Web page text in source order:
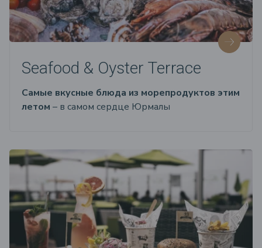
Seafood & Oyster Terrace
Самые вкусные блюда из морепродуктов этим
летом – в самом сердце Юрмалы